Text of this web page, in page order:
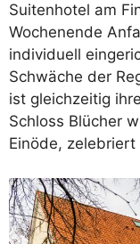
Suitenhotel am
Wochenende
individuell
Schwäche der
ist gleichzeitig
Schloss Blücher
Einöde,